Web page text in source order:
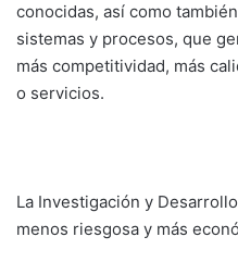
conocidas, así como
sistemas y procesos, que
más competitividad, más
o servicios.
La Investigación y
menos riesgosa y más